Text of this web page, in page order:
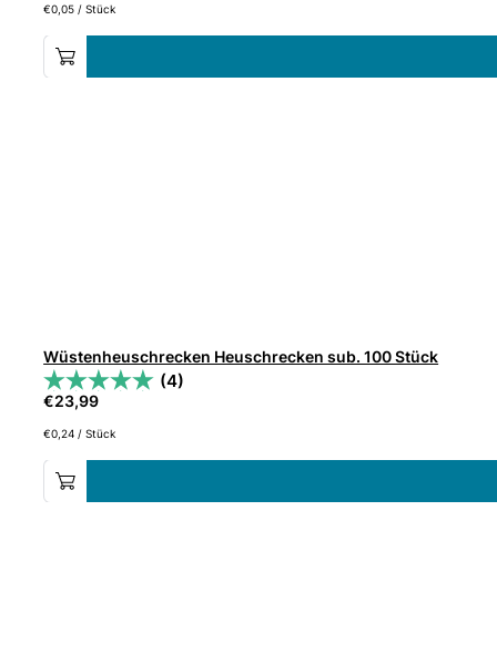
€0,05 /Stück
Wüstenheuschrecken Heuschrecken sub. 100 Stück
(4)
€23,99
€0,24 /Stück